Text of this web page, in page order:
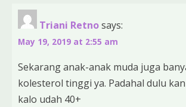
Triani Retnosays:
May 19, 2019 at 2:55 am
Sekarang anak-anak muda juga
kolesterol tinggi ya. Padahal dulu
kalo udah 40+